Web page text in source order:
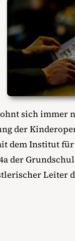
sich immer
der
dem Institut
der
Leiter